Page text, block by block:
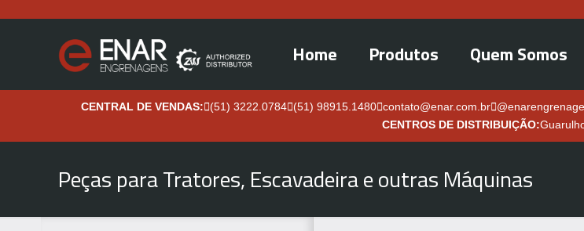
Home Produtos Quem Somos
CENTRAL DE VENDAS: (51) 3222.0784 (51) 98915.1480 contato@enar.com.br
CENTROS DE DISTRIBUIÇÃO:
Peças para Tratores, Escavadeira e outras Máquinas